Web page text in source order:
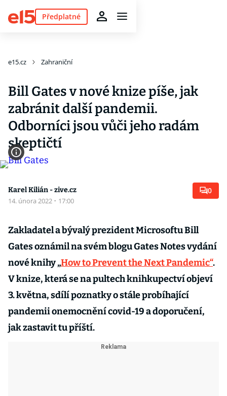
Předplatné
e15.cz Zahraniční
Bill Gates v nové knize píše, jak
zabránit další pandemii.
Odborníci jsou vůči jeho radám
skeptičtí
Karel Kilián - zive.cz
14. února 2022 · 17:00
0
Zakladatel a bývalý prezident Microsoftu Bill
Gates oznámil na svém blogu Gates Notes vydání
nové knihy „How to Prevent the Next Pandemic“.
V knize, která se na pultech knihkupectví objeví
3. května, sdílí poznatky o stále probíhající
pandemii onemocnění covid-19 a doporučení,
jak zastavit tu příští.